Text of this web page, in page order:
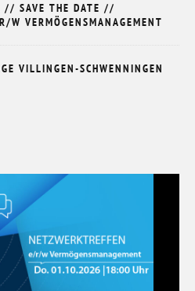
SAVE THE DATE //
W VERMÖGENSMANAGEMENT
VILLINGEN-SCHWENNINGEN